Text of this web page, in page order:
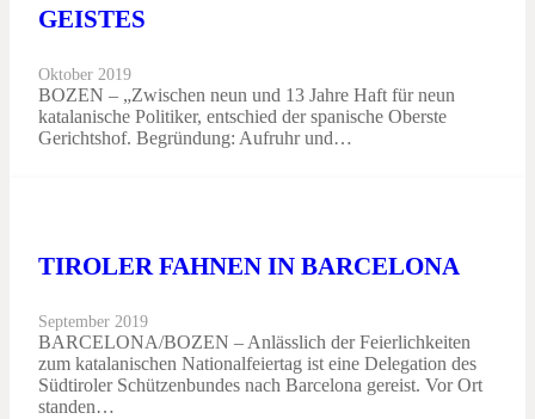
GEISTES
Oktober 2019
BOZEN – „Zwischen neun und 13 Jahre Haft für neun
katalanische Politiker, entschied der spanische Oberste
Gerichtshof. Begründung: Aufruhr und…
TIROLER FAHNEN IN BARCELONA
September 2019
BARCELONA/BOZEN – Anlässlich der Feierlichkeiten
zum katalanischen Nationalfeiertag ist eine Delegation des
Südtiroler Schützenbundes nach Barcelona gereist. Vor Ort
standen…